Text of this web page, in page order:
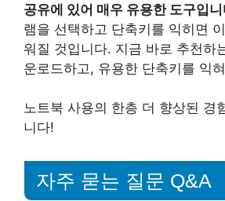
공유에 있어 매우 유용한 도구입
램을 선택하고 단축키를 익히면
워질 것입니다. 지금 바로 추천하
운로드하고, 유용한 단축키를 익
노트북 사용의 한층 더 향상된 경
니다!
자주 묻는 질문 Q&A